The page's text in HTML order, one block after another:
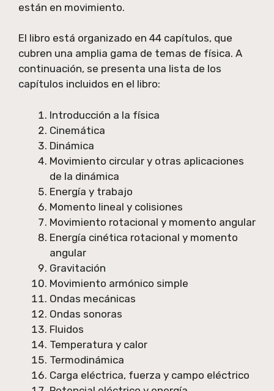
están en movimiento.
El libro está organizado en 44 capítulos, que
cubren una amplia gama de temas de física. A
continuación, se presenta una lista de los
capítulos incluidos en el libro:
Introducción a la física
Cinemática
Dinámica
Movimiento circular y otras aplicaciones
de la dinámica
Energía y trabajo
Momento lineal y colisiones
Movimiento rotacional y momento angular
Energía cinética rotacional y momento
angular
Gravitación
Movimiento armónico simple
Ondas mecánicas
Ondas sonoras
Fluidos
Temperatura y calor
Termodinámica
Carga eléctrica, fuerza y campo eléctrico